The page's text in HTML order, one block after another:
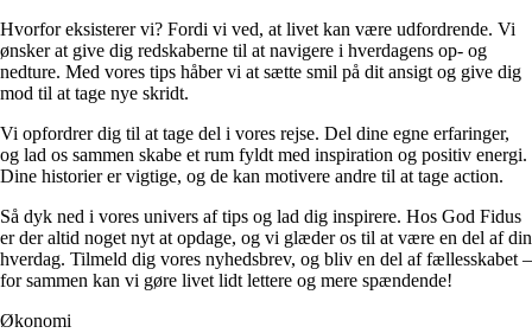
Hvorfor eksisterer vi? Fordi vi ved, at livet kan være udfordrende. Vi
ønsker at give dig redskaberne til at navigere i hverdagens op- og
nedture. Med vores tips håber vi at sætte smil på dit ansigt og give dig
mod til at tage nye skridt.
Vi opfordrer dig til at tage del i vores rejse. Del dine egne erfaringer,
og lad os sammen skabe et rum fyldt med inspiration og positiv energi.
Dine historier er vigtige, og de kan motivere andre til at tage action.
Så dyk ned i vores univers af tips og lad dig inspirere. Hos God Fidus
er der altid noget nyt at opdage, og vi glæder os til at være en del af din
hverdag. Tilmeld dig vores nyhedsbrev, og bliv en del af fællesskabet –
for sammen kan vi gøre livet lidt lettere og mere spændende!
Økonomi